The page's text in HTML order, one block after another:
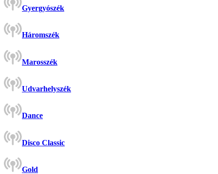
Gyergyószék
Háromszék
Marosszék
Udvarhelyszék
Dance
Disco Classic
Gold